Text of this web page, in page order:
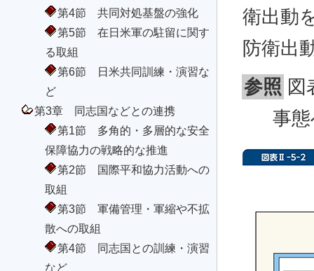
第4節 共同対処基盤の強化
第5節 在日米軍の駐留に関す
る取組
第6節 日米共同訓練・演習な
ど
第3章 同志国などとの連携
第1節 多角的・多層的な安全
保障協力の戦略的な推進
第2節 国際平和協力活動への
取組
第3節 軍備管理・軍縮や不拡
散への取組
第4節 同志国との訓練・演習
など
衛出動
防衛出
参照 図
事